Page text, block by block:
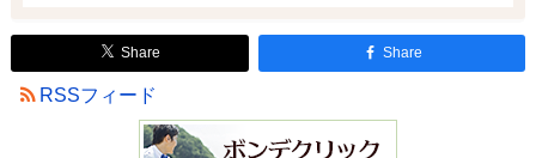
Share Share
RSSフィード